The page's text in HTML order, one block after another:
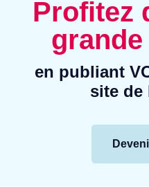
Profitez
en publiant
site de